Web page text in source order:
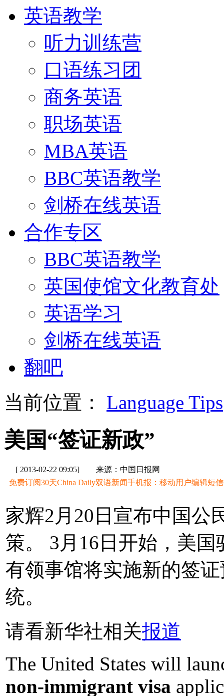
英语教学
听力训练营
口语练习团
商务英语
职场英语
MBA英语
BBC英语教学
剑桥在线英语
合作专区
BBC英语教学
英国使馆文化教育处
英语学习
剑桥在线英语
翻吧
当前位置： Language Tips
美国“签证新政”
[ 2013-02-22 09:05]
来源：中国日报网
免费订阅30天China Daily双语新闻手机报：移动用户编辑短信
家辉2月20日宣布中国公
策。 3月16日开始，美
有领事馆将实施新的签
统。
请看新华社相关报道
The United States will
non-immigrant visa